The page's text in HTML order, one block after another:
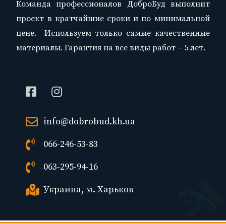
Команда профессионалов ДоброБуд выполнит
проект в кратчайшие сроки и по минимальной
цене. Используем только самые качественные
материалы. Гарантия на все виды работ – 5 лет.
info@dobrobud.kh.ua
066-246-53-83
063-295-94-16
Украина, м. Харьков